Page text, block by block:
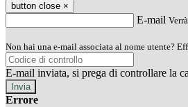
button close ×
E-mail
Non hai una e-mail associata al nome utente?
E-mail inviata, si prega di controllare la
Errore